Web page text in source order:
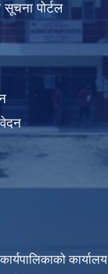
पोर्टल
कार्यालय